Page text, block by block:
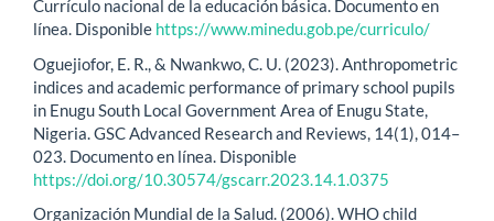
Currículo nacional de la educación básica. Documento en
línea. Disponible https://www.minedu.gob.pe/curriculo/
Oguejiofor, E. R., & Nwankwo, C. U. (2023). Anthropometric
indices and academic performance of primary school pupils
in Enugu South Local Government Area of Enugu State,
Nigeria. GSC Advanced Research and Reviews, 14(1), 014–
023. Documento en línea. Disponible
https://doi.org/10.30574/gscarr.2023.14.1.0375
Organización Mundial de la Salud. (2006). WHO child